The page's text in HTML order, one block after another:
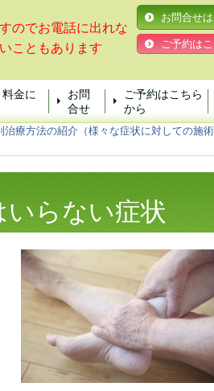
のでお電話に出れな
こともあります
お問合せ
ご予約は
金に
お問
合せ
ご予約はこちら
から
治療方法の紹介（様々な症状に対しての施術
いらない症状